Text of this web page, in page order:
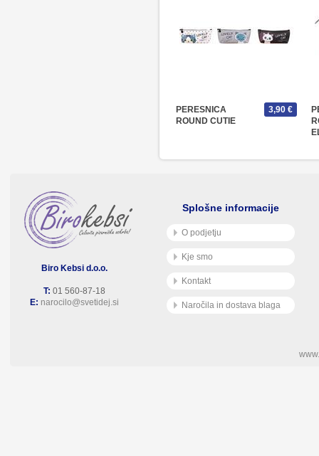
PERESNICA
ROUND CUTIE
3,90 €
Biro Kebsi d.o.o.
T: 01 560-87-18
E: narocilo@svetidej.si
Splošne informacije
O podjetju
Kje smo
Kontakt
Naročila in dostava blaga